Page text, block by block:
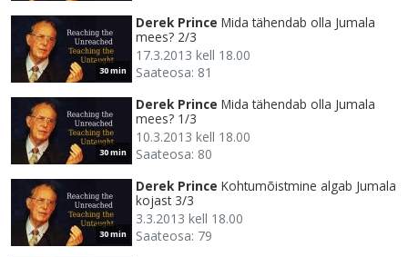
30 min
Derek Prince Mida tähendab olla Jumala
mees? 2/3
17.3.2013 kell 18.00
Saateosa: 81
30 min
Derek Prince Mida tähendab olla Jumala
mees? 1/3
10.3.2013 kell 18.00
Saateosa: 80
30 min
Derek Prince Kohtumõistmine algab Jumala
kojast 3/3
3.3.2013 kell 18.00
Saateosa: 79